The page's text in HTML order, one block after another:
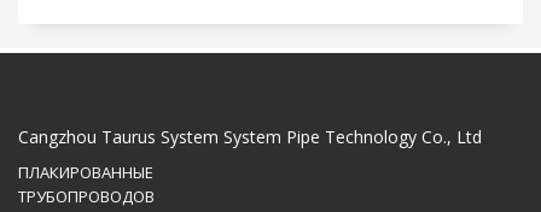
Cangzhou Taurus System System Pipe Technology Co., Ltd
ПЛАКИРОВАННЫЕ
ТРУБОПРОВОДОВ